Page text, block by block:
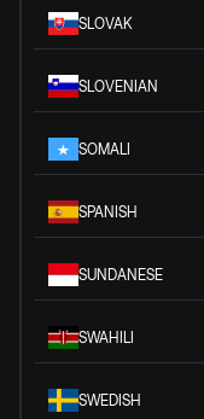
SLOVAK
SLOVENIAN
SOMALI
SPANISH
SUNDANESE
SWAHILI
SWEDISH